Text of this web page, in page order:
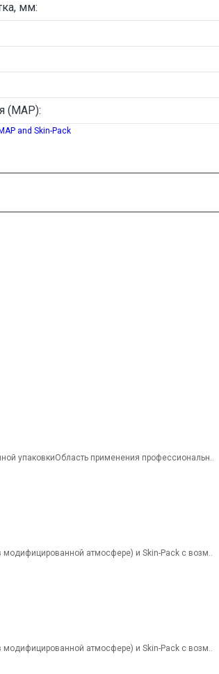
мм:
(MAP):
and Skin-Pack
упаковкиОбласть применения профессиональн..
атмосфере) и Skin-Pack с возм..
атмосфере) и Skin-Pack с возм..